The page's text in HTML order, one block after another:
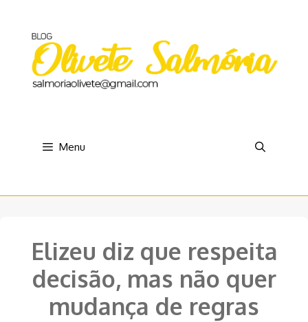
conteúdo
Menu
Elizeu diz que respeita
decisão, mas não quer
mudança de regras